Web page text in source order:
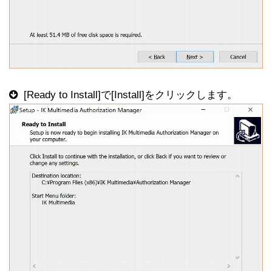
[Ready to Install]で[Install]をクリックします。